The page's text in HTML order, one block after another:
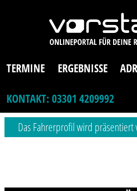
TERMINE ERGEBNISSE
KONTAKT: 03301 4209992
Das Fahrerprofil wird präsentiert